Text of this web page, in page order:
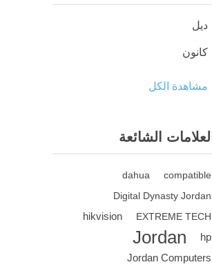
ديل
كانون
مشاهدة الكل
العلامات الشائعة
compatible
dahua
Digital Dynasty Jordan
EXTREME TECH
hikvision
hp
Jordan
Jordan Computers